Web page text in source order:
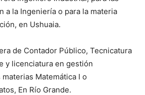
a la Ingeniería o para la materia
en Ushuaia.
de Contador Público, Tecnicatura
y licenciatura en gestión
Matemática I o
En Río Grande.